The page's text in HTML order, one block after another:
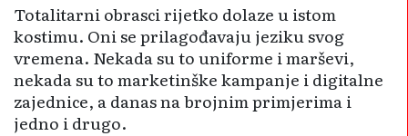
Totalitarni obrasci rijetko dolaze u istom
kostimu. Oni se prilagođavaju jeziku svog
vremena. Nekada su to uniforme i marševi,
nekada su to marketinške kampanje i digitalne
zajednice, a danas na brojnim primjerima i
jedno i drugo.